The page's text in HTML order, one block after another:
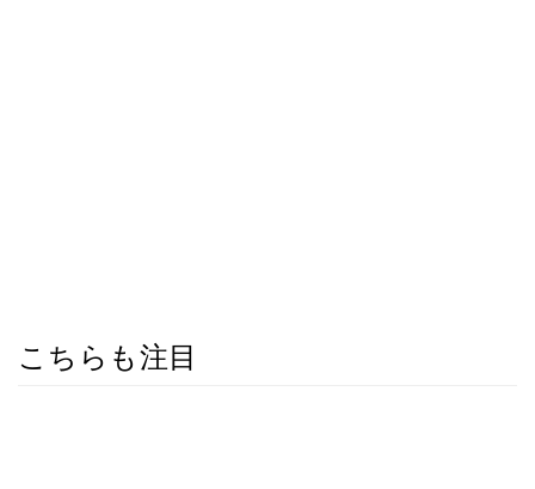
こちらも注目